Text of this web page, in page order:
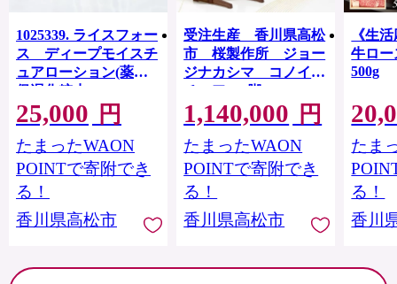
1025339. ライスフォー
ス ディープモイスチ
ュアローション(薬用
保湿化粧水RFーD)
【医薬部外品】
25,000 円
たまったWAON
POINTで寄附でき
る！
香川県高松市
受注生産 香川県高松
市 桜製作所 ジョー
ジナカシマ コノイド
チェア 1脚
1,140,000 円
たまったWAON
POINTで寄附でき
る！
香川県高松市
《生
牛ロ
500g
たま
る！
香川